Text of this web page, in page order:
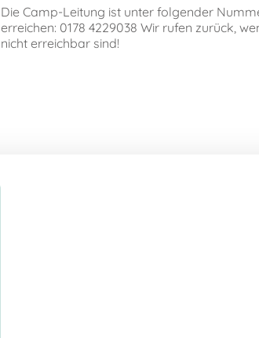
Die Camp-Leitung ist unter folgender
erreichen: 0178 4229038 Wir rufen zurück,
nicht erreichbar sind!